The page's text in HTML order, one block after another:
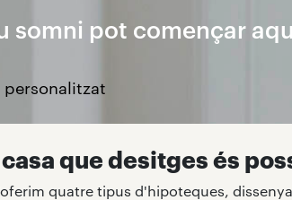
somni pot començar
personalitzat
que desitges és
quatre tipus d'hipoteques,